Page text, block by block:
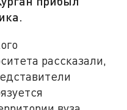
рассказали,